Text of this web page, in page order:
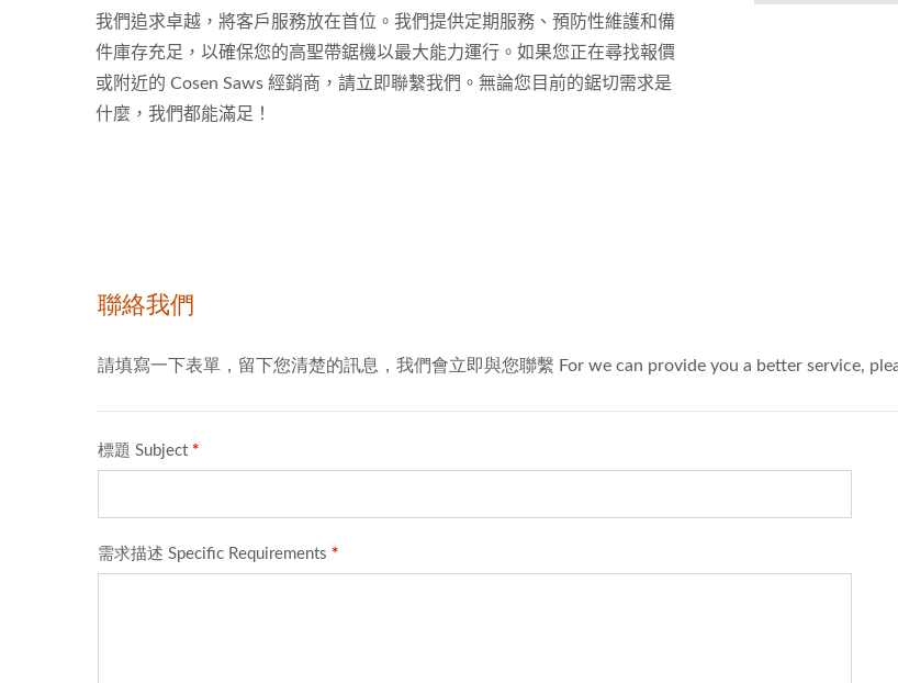
我們追求卓越，將客戶服務放在首位。我們提供定期服務、預防性維護和備
件庫存充足，以確保您的高聖帶鋸機以最大能力運行。如果您正在尋找報價
或附近的 Cosen Saws 經銷商，請立即聯繫我們。無論您目前的鋸切需求是
什麼，我們都能滿足！